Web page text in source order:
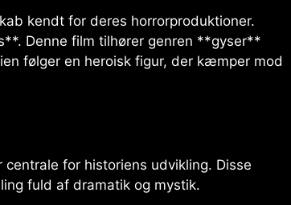
kendt for deres horrorproduktioner.
Denne film tilhører genren **gyser**
følger en heroisk figur, der kæmper mod
for historiens udvikling. Disse
fuld af dramatik og mystik.